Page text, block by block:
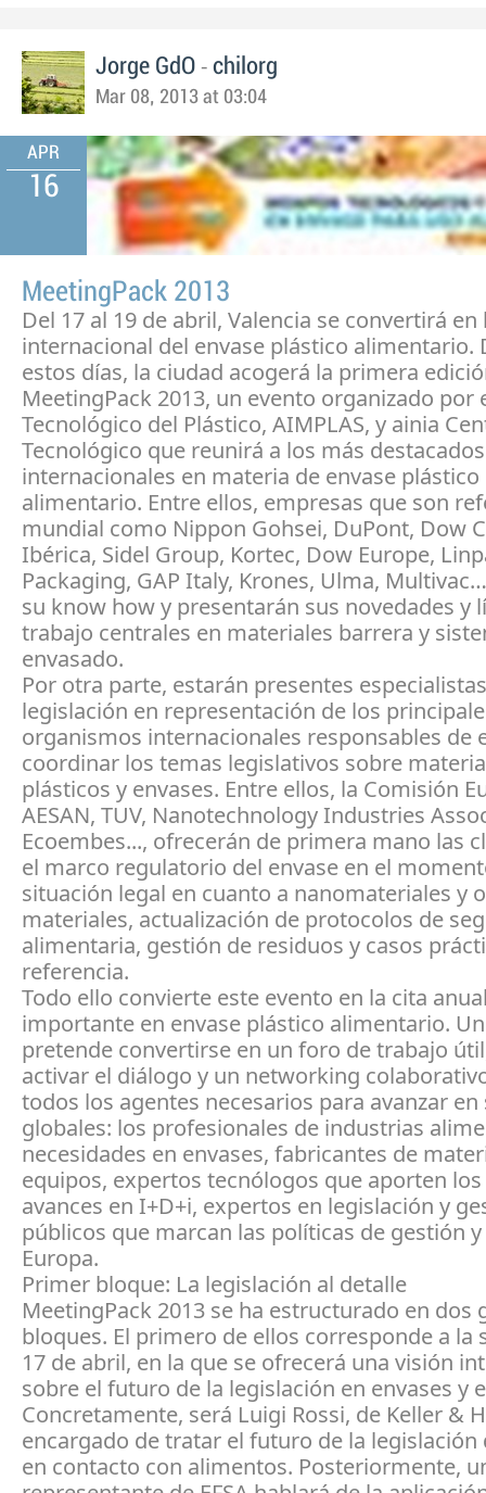
Jorge GdO - chilorg
Mar 08, 2013 at 03:04
APR
16
MeetingPack 2013
Del 17 al 19 de abril, Valencia se convertirá en
internacional del envase plástico alimentario.
estos días, la ciudad acogerá la primera
MeetingPack 2013, un evento organizado
Tecnológico del Plástico, AIMPLAS, y ainia
Tecnológico que reunirá a los más
internacionales en materia de envase plástico
alimentario. Entre ellos, empresas que son
mundial como Nippon Gohsei, DuPont, Dow
Ibérica, Sidel Group, Kortec, Dow Europe,
Packaging, GAP Italy, Krones, Ulma,
su know how y presentarán sus novedades y
trabajo centrales en materiales barrera y
envasado.
Por otra parte, estarán presentes
legislación en representación de los
organismos internacionales responsables de
coordinar los temas legislativos sobre
plásticos y envases. Entre ellos, la Comisión
AESAN, TUV, Nanotechnology Industries
Ecoembes..., ofrecerán de primera mano las
el marco regulatorio del envase en el
situación legal en cuanto a nanomateriales y
materiales, actualización de protocolos de
alimentaria, gestión de residuos y casos
referencia.
Todo ello convierte este evento en la cita
importante en envase plástico alimentario.
pretende convertirse en un foro de trabajo
activar el diálogo y un networking
todos los agentes necesarios para avanzar
globales: los profesionales de industrias
necesidades en envases, fabricantes de
equipos, expertos tecnólogos que aporten
avances en I+D+i, expertos en legislación y
públicos que marcan las políticas de gestión
Europa.
Primer bloque: La legislación al detalle
MeetingPack 2013 se ha estructurado en dos
bloques. El primero de ellos corresponde a la
17 de abril, en la que se ofrecerá una visión
sobre el futuro de la legislación en envases y
Concretamente, será Luigi Rossi, de Keller &
encargado de tratar el futuro de la legislación
en contacto con alimentos. Posteriormente,